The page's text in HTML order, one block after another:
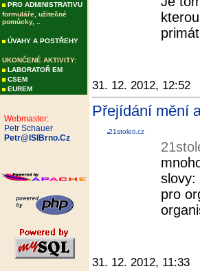
PRO ADMINISTRATIVU
formuláře, užitečné
pomůcky, ..
ÚVAHY A POSTŘEHY
UKONČENÉ AKTIVITY:
LABORATOŘ EM
CSEM
EUREM
Webmaster:
Petr Schauer
Petr@ISIBrno.Cz
31. 12. 2012, 12:52
Přejídání mění
21stoleti.cz
slovy:
pro
31. 12. 2012, 11:33